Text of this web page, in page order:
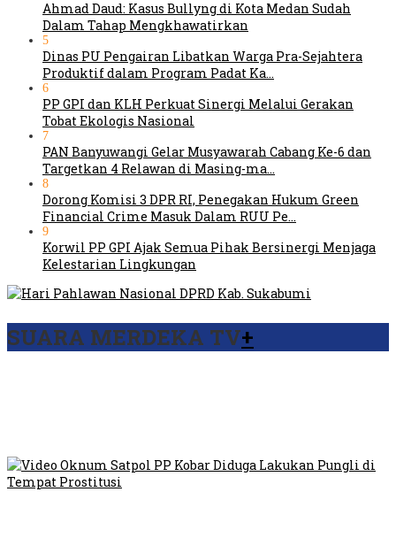
Ahmad Daud: Kasus Bullyng di Kota Medan Sudah
Dalam Tahap Mengkhawatirkan
5
Dinas PU Pengairan Libatkan Warga Pra-Sejahtera
Produktif dalam Program Padat Ka…
6
PP GPI dan KLH Perkuat Sinergi Melalui Gerakan
Tobat Ekologis Nasional
7
PAN Banyuwangi Gelar Musyawarah Cabang Ke-6 dan
Targetkan 4 Relawan di Masing-ma…
8
Dorong Komisi 3 DPR RI, Penegakan Hukum Green
Financial Crime Masuk Dalam RUU Pe…
9
Korwil PP GPI Ajak Semua Pihak Bersinergi Menjaga
Kelestarian Lingkungan
SUARA MERDEKA TV+